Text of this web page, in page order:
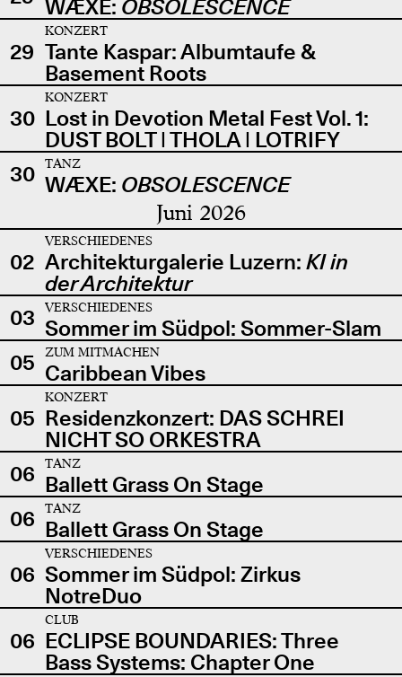
WÆXE: OBSOLESCENCE
29
KONZERT
Tante Kaspar: Albumtaufe &
Basement Roots
30
KONZERT
Lost in Devotion Metal Fest Vol. 1:
DUST BOLT | THOLA | LOTRIFY
30
TANZ
WÆXE: OBSOLESCENCE
Juni 2026
02
VERSCHIEDENES
Architekturgalerie Luzern: KI in
der Architektur
03
VERSCHIEDENES
Sommer im Südpol: Sommer-Slam
05
ZUM MITMACHEN
Caribbean Vibes
05
KONZERT
Residenzkonzert: DAS SCHREI
NICHT SO ORKESTRA
06
TANZ
Ballett Grass On Stage
06
TANZ
Ballett Grass On Stage
06
VERSCHIEDENES
Sommer im Südpol: Zirkus
NotreDuo
06
CLUB
ECLIPSE BOUNDARIES: Three
Bass Systems: Chapter One